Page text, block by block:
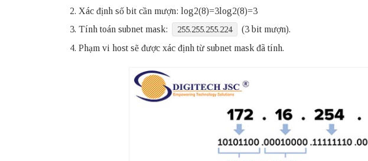
Xác định số bit cần mượn: log⁡2(8)=3log2(8)=3
Tính toán subnet mask:
255.255.255.224
(3 bit mượn).
Phạm vi host sẽ được xác định từ subnet mask đã tính.